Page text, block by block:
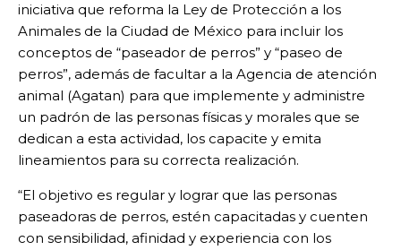
iniciativa que reforma la Ley de Protección a los
Animales de la Ciudad de México para incluir los
conceptos de “paseador de perros” y “paseo de
perros”, además de facultar a la Agencia de atención
animal (Agatan) para que implemente y administre
un padrón de las personas físicas y morales que se
dedican a esta actividad, los capacite y emita
lineamientos para su correcta realización.
“El objetivo es regular y lograr que las personas
paseadoras de perros, estén capacitadas y cuenten
con sensibilidad, afinidad y experiencia con los